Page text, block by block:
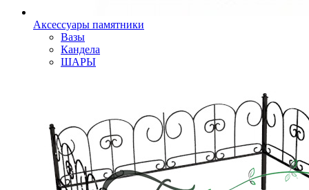
Аксессуары памятники
Вазы
Кандела
ШАРЫ